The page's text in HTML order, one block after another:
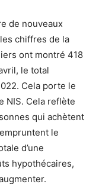
de nouveaux
chiffres de la
ont montré 418
le total
Cela porte le
NIS. Cela reflète
qui achètent
le
d’une
hypothécaires,